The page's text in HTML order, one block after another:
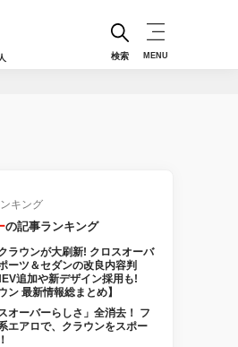
検索 MENU
キング
の記事ランキング
ラウンが大刷新! クロスオーバ
ーツ＆セダンの改良内容判
追加や新デザイン採用も!
ン 最新情報総まとめ】
オーバーらしさ」全消去！ フ
エアロで、クラウンをスポー